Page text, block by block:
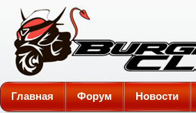
Burgman-Club
Главная Форум Новости